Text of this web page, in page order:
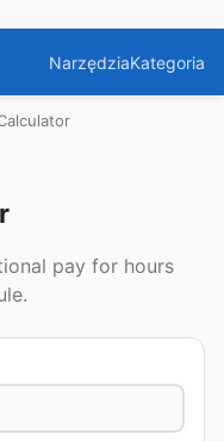
NarzędziaKategoria
pay for hours